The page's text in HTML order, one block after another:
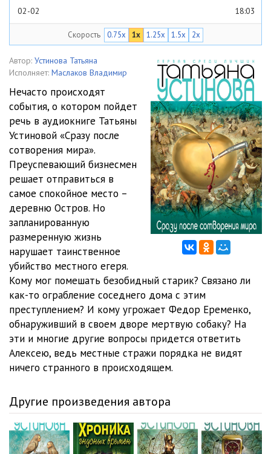
02-02 18:03
03-02 18:00
16:08
04-02 15:20
05-01 14:19
05-02 17:37
06-01 15:19
06-02 18:43
07-01 19:37
07-02
08-01 16:44
08-02
09-01 18:35
09-02 11:04
10-01
10-02
11-01 17:52
11-02 12:55
Скорость 0.75x 1x 1.25x 1.5x 2x
Автор: Устинова Татьяна
Исполняет: Маслаков Владимир
Нечасто происходят
события, о котором пойдет
речь в аудиокниге Татьяны
Устиновой «Сразу после
сотворения мира».
Преуспевающий бизнесмен
решает отправиться в
самое спокойное место –
деревню Остров. Но
запланированную
размеренную жизнь
нарушает таинственное
убийство местного егеря.
Кому мог помешать безобидный старик? Связано ли
как-то ограбление соседнего дома с этим
преступлением? И кому угрожает Федор Еременко,
обнаруживший в своем дворе мертвую собаку? На
эти и многие другие вопросы придется ответить
Алексею, ведь местные стражи порядка не видят
ничего странного в происходящем.
Другие произведения автора